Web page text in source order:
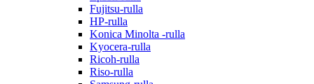
Fujitsu-rulla
HP-rulla
Konica Minolta -rulla
Kyocera-rulla
Ricoh-rulla
Riso-rulla